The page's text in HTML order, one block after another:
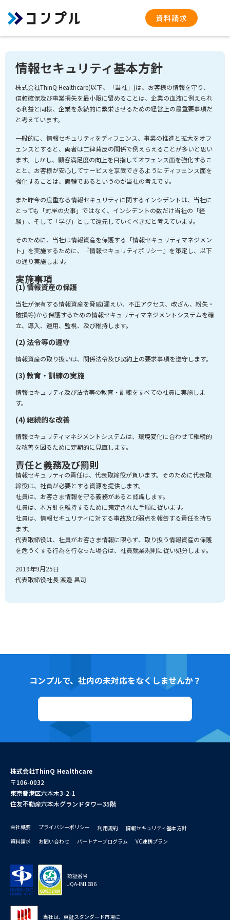
情報セキュリティ基本方針
株式会社ThinQ Healthcare(以下、「当社」)は、お客様の情報を守り、
信頼確保及び事業損失を最小限に留めることは、企業の血液に例えられ
る利益と同様、企業を永続的に繁栄させるための経営上の最重要事項だ
と考えています。
一般的に、情報セキュリティをディフェンス、事業の推進と拡大をオフ
ェンスとすると、両者は二律背反の関係で例えらえることが多いと思い
ます。しかし、顧客満足度の向上を目指してオフェンス面を強化するこ
とと、お客様が安心してサービスを享受できるようにディフェンス面を
強化することは、両輪であるというのが当社の考えです。
また昨今の度重なる情報セキュリティに関するインシデントは、当社に
とっても「対岸の火事」ではなく、インシデントの数だけ当社の「経
験」、そして「学び」として還元していくべきだと考えています。
そのために、当社は情報資産を保護する「情報セキュリティマネジメン
ト」を実施するために、『情報セキュリティポリシー』を策定し、以下
の通り実施します。
実施事項
(1) 情報資産の保護
当社が保有する情報資産を脅威(漏えい、不正アクセス、改ざん、紛失・
破損等)から保護するための情報セキュリティマネジメントシステムを確
立、導入、運用、監視、及び維持します。
(2) 法令等の遵守
情報資産の取り扱いは、関係法令及び契約上の要求事項を遵守します。
(3) 教育・訓練の実施
情報セキュリティ及び法令等の教育・訓練をすべての社員に実施しま
す。
(4) 継続的な改善
情報セキュリティマネジメントシステムは、環境変化に合わせて継続的
な改善を図るために定期的に見直します。
責任と義務及び罰則
情報セキュリティの責任は、代表取締役が負います。そのために代表取
締役は、社員が必要とする資源を提供します。
社員は、お客さま情報を守る義務があると認識します。
社員は、本方針を維持するために策定された手順に従います。
社員は、情報セキュリティに対する事故及び弱点を報告する責任を持ち
ます。
代表取締役は、社員がお客さま情報に限らず、取り扱う情報資産の保護
を危うくする行為を行なった場合は、社員就業規則に従い処分します。
2019年9月25日
代表取締役社長 渡邉 昌司
資料請求
コンプルで、社内の未対応をなくしませんか？
株式会社ThinQ Healthcare
〒106-0032
東京都港区六本木3-2-1
住友不動産六本木グランドタワー35階
会社概要 プライバシーポリシー 利用規約
情報セキュリティ基本方針
資料請求
お問い合わせ パートナープログラム VC連携プラン
認証番号
JQA-IM1686
当社は、東証スタンダード市場に